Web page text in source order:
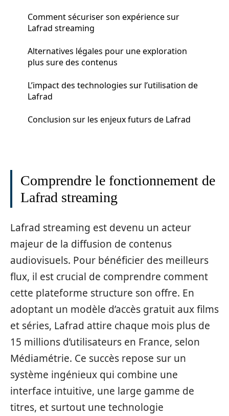
Comment sécuriser son expérience sur
Lafrad streaming
Alternatives légales pour une exploration
plus sure des contenus
L’impact des technologies sur l’utilisation de
Lafrad
Conclusion sur les enjeux futurs de Lafrad
Comprendre le fonctionnement de
Lafrad streaming
Lafrad streaming est devenu un acteur
majeur de la diffusion de contenus
audiovisuels. Pour bénéficier des meilleurs
flux, il est crucial de comprendre comment
cette plateforme structure son offre. En
adoptant un modèle d’accès gratuit aux films
et séries, Lafrad attire chaque mois plus de
15 millions d’utilisateurs en France, selon
Médiamétrie. Ce succès repose sur un
système ingénieux qui combine une
interface intuitive, une large gamme de
titres, et surtout une technologie